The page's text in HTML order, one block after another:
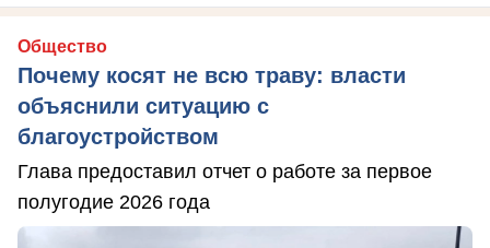
Общество
Почему косят не всю траву: власти
объяснили ситуацию с
благоустройством
Глава предоставил отчет о работе за первое
полугодие 2026 года